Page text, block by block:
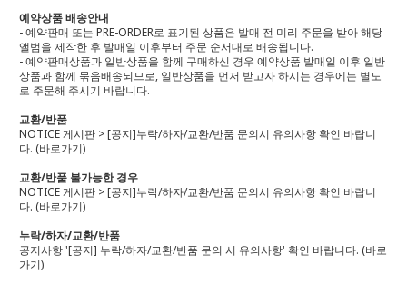
예약상품 배송안내
- 예약판매 또는 PRE-ORDER로 표기된 상품은 발매 전 미리 주문을 받아 해당
앨범을 제작한 후 발매일 이후부터 주문 순서대로 배송됩니다.
- 예약판매상품과 일반상품을 함께 구매하신 경우 예약상품 발매일 이후 일반
상품과 함께 묶음배송되므로, 일반상품을 먼저 받고자 하시는 경우에는 별도
로 주문해 주시기 바랍니다.
교환/반품
NOTICE 게시판 > [공지]누락/하자/교환/반품 문의시 유의사항 확인 바랍니
다. (바로가기)
교환/반품 불가능한 경우
NOTICE 게시판 > [공지]누락/하자/교환/반품 문의시 유의사항 확인 바랍니
다. (바로가기)
누락/하자/교환/반품
공지사항 '[공지] 누락/하자/교환/반품 문의 시 유의사항' 확인 바랍니다. (바로
가기)